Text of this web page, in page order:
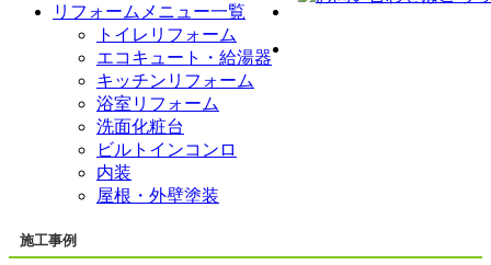
リフォームメニュー一覧
トイレリフォーム
エコキュート・給湯器
キッチンリフォーム
浴室リフォーム
洗面化粧台
ビルトインコンロ
内装
屋根・外壁塗装
施工事例